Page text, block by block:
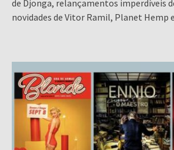
de Djonga, relançamentos imperdíveis
novidades de Vitor Ramil, Planet Hemp